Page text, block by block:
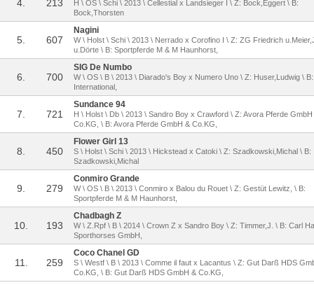
4. 213
H \ OS \ Schi \ 2013 \ Cellestial x Landsieger I \ Z: Bock,Eggert \ B:
Bock,Thorsten
5. 607
Nagini
W \ Holst \ Schi \ 2013 \ Nerrado x Corofino I \ Z: ZG Friedrich
u.Dörte \ B: Sportpferde M & M Haunhorst,
6. 700
SIG De Numbo
W \ OS \ B \ 2013 \ Diarado's Boy x Numero Uno \ Z: Huser,Ludwig \
International,
7. 721
Sundance 94
H \ Holst \ Db \ 2013 \ Sandro Boy x Crawford \ Z: Avora Pferde GmbH
Co.KG, \ B: Avora Pferde GmbH & Co.KG,
8. 450
Flower Girl 13
S \ Holst \ Schi \ 2013 \ Hickstead x Catoki \ Z: Szadkowski,Michal \ B:
Szadkowski,Michal
9. 279
Conmiro Grande
W \ OS \ B \ 2013 \ Conmiro x Balou du Rouet \ Z: Gestüt Lewitz, \ B:
Sportpferde M & M Haunhorst,
10. 193
Chadbagh Z
W \ Z.Rpf \ B \ 2014 \ Crown Z x Sandro Boy \ Z: Timmer,J. \ B: Carl
Sporthorses GmbH,
11. 259
Coco Chanel GD
S \ Westf \ B \ 2013 \ Comme il faut x Lacantus \ Z: Gut Darß HDS
Co.KG, \ B: Gut Darß HDS GmbH & Co.KG,